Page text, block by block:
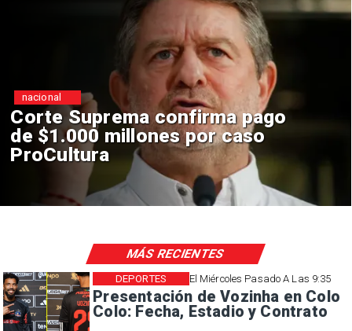
Corte Suprema confirma pago
de $1.000 millones por caso
ProCultura
nacional
El Miércoles Pasado A Las 9:35
Presentación de Vozinha en Colo
Colo: Fecha, Estadio y Contrato
DEPORTES
MÁS RECIENTES